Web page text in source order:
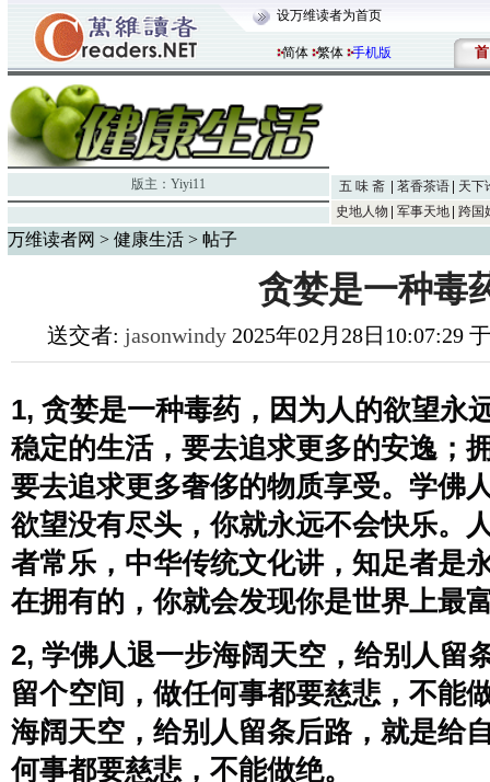
设万维读者为首页
简体 繁体 手机版 首
版主： Yiyi11 五 味 斋 茗香茶语
天下
史地人物
军事天地 跨国
万维读者网 > 健康生活 > 帖子
贪婪是一种毒
送交者: jasonwindy2025年02月28日10:07:29
1, 贪婪是一种毒药，因为人的欲望永
稳定的生活，要去追求更多的安逸；
要去追求更多奢侈的物质享受。学佛
欲望没有尽头，你就永远不会快乐。
者常乐，中华传统文化讲，知足者是
在拥有的，你就会发现你是世界上最
2, 学佛人退一步海阔天空，给别人留
留个空间，做任何事都要慈悲，不能
海阔天空，给别人留条后路，就是给
何事都要慈悲，不能做绝。